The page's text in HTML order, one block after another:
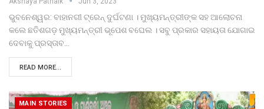
ଭୁବନେଶ୍ୱର: ବାହାନଗୀ ଟ୍ରେନ୍ ଦୁର୍ଘଟଣା । ମୁଖ୍ୟମନ୍ତ୍ରୀଙ୍କ ସହ ଆଲୋଚନା
କଲେ ଛତିଶଗଡ଼ ମୁଖ୍ୟମନ୍ତ୍ରୀ ଭୂପେଶ ବଘେଲ । ସବୁ ପ୍ରକାର ସହାୟତା ଯୋଗାଇ
ଦେବାକୁ ପ୍ରସ୍ତାବ…
READ MORE...
MAIN STORIES